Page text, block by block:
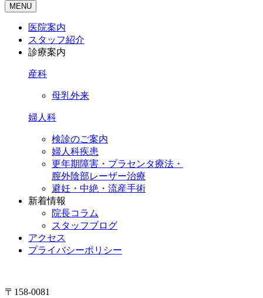
MENU
医院案内
スタッフ紹介
診療案内
産科
母乳外来
婦人科
検診のご案内
婦人科疾患
更年期障害・プラセンタ療法・
膣外陰部レーザー治療
避妊・中絶・流産手術
新着情報
院長コラム
スタッフブログ
アクセス
プライバシーポリシー
〒158-0081